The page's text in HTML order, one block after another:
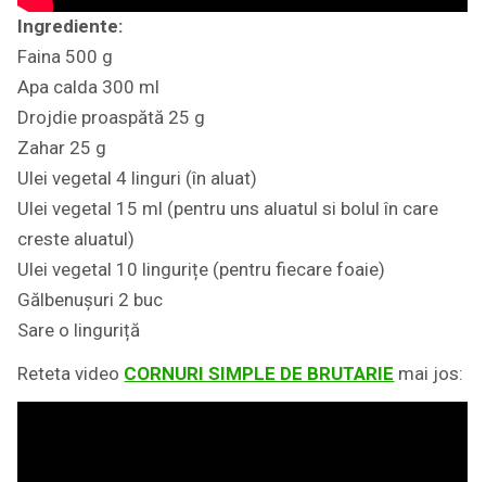
Ingrediente:
Faina 500 g
Apa calda 300 ml
Drojdie proaspătă 25 g
Zahar 25 g
Ulei vegetal 4 linguri (în aluat)
Ulei vegetal 15 ml (pentru uns aluatul si bolul în care
creste aluatul)
Ulei vegetal 10 lingurițe (pentru fiecare foaie)
Gălbenușuri 2 buc
Sare o linguriță
Reteta video CORNURI SIMPLE DE BRUTARIE mai jos: